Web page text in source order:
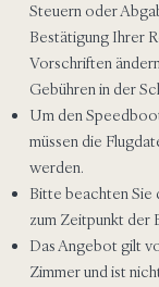
Steuern oder
Bestätigung Ihrer
Vorschriften
Gebühren in der
Um den
müssen die
werden.
Bitte beachten Sie
zum Zeitpunkt der
Das Angebot gilt
Zimmer und ist